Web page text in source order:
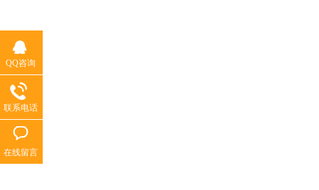
QQ咨询
联系电话
在线留言